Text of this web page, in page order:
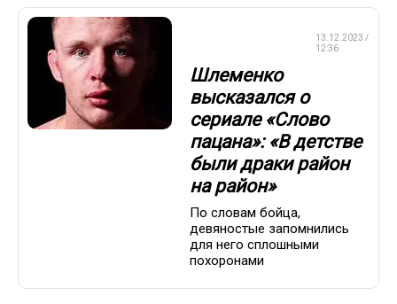
13.12.2023 /
12:36
Шлеменко
высказался о
сериале «Слово
пацана»: «В детстве
были драки район
на район»
По словам бойца,
девяностые запомнились
для него сплошными
похоронами